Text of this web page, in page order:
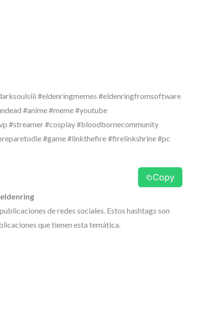
#eldenringmemes #eldenringfromsoftware
#anime #meme #youtube
#streamer #cosplay #bloodbornecommunity
#game #linkthefire #firelinkshrine #pc
Copy
de redes sociales. Estos hashtags son
que tienen esta temática.